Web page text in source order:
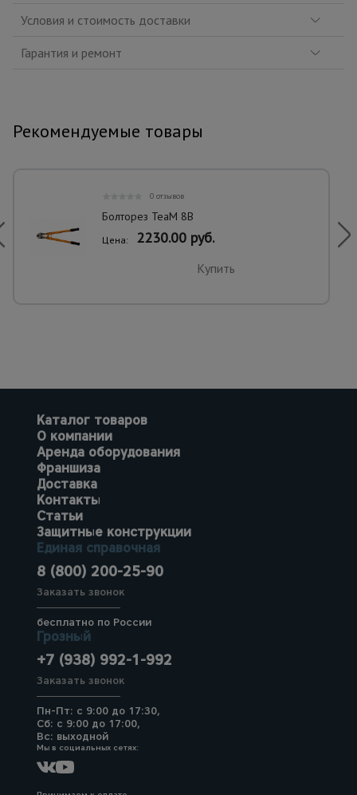
Условия и стоимость доставки
Гарантия и ремонт
Рекомендуемые товары
0 отзывов
Болторез TeaM 8B
Цена: 2230.00 руб.
Купить
Каталог товаров
О компании
Аренда оборудования
Франшиза
Доставка
Контакты
Статьи
Защитные конструкции
Единая справочная
8 (800) 200-25-90
Заказать звонок
бесплатно по России
Грозный
+7 (938) 992-1-992
Заказать звонок
Пн-Пт: с 9:00 до 17:30,
Сб: с 9:00 до 17:00,
Вс: выходной
Мы в социальных сетях: